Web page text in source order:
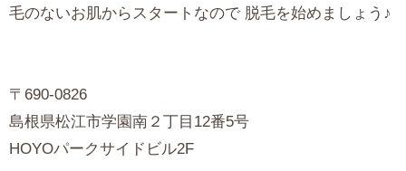
毛のないお肌からスタートなので 脱毛を始めましょう♪
〒690-0826
島根県松江市学園南２丁目12番5号
HOYOパークサイドビル2F